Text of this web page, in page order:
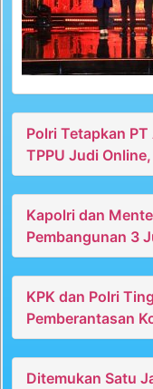
Polri Tetapkan
TPPU Judi
Kapolri dan
Pembangunan 3
KPK dan Polri
Pemberantasan
Ditemukan Satu